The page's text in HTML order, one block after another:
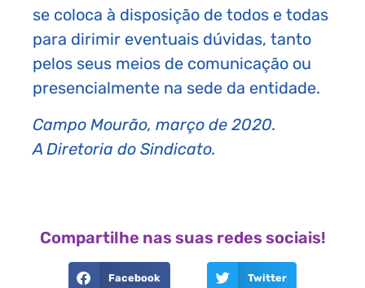
se coloca à disposição de todos e todas
para dirimir eventuais dúvidas, tanto
pelos seus meios de comunicação ou
presencialmente na sede da entidade.
Campo Mourão, março de 2020.
A Diretoria do Sindicato.
Compartilhe nas suas redes sociais!
Facebook Twitter